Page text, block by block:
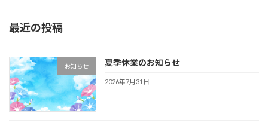
最近の投稿
お知らせ 夏季休業のお知らせ
2026年7月31日